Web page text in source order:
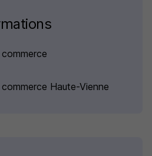
Haute-Vienne